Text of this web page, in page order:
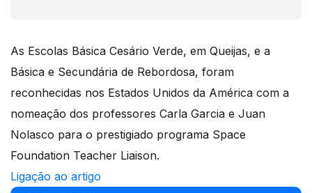
As Escolas Básica Cesário Verde, em Queijas, e a
Básica e Secundária de Rebordosa, foram
reconhecidas nos Estados Unidos da América com a
nomeação dos professores Carla Garcia e Juan
Nolasco para o prestigiado programa Space
Foundation Teacher Liaison.
Ligação ao artigo